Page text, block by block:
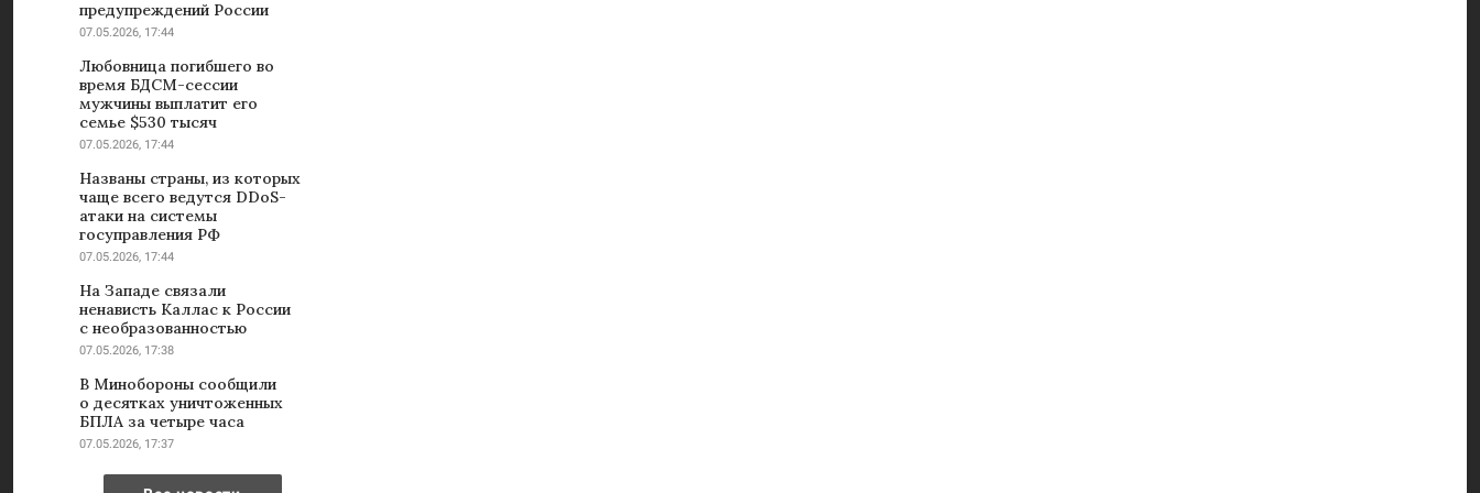
предупреждений России
07.05.2026, 17:44
Любовница погибшего во
время БДСМ-сессии
мужчины выплатит его
семье $530 тысяч
07.05.2026, 17:44
Названы страны, из которых
чаще всего ведутся DDoS-
атаки на системы
госуправления РФ
07.05.2026, 17:44
На Западе связали
ненависть Каллас к России
с необразованностью
07.05.2026, 17:38
В Минобороны сообщили
о десятках уничтоженных
БПЛА за четыре часа
07.05.2026, 17:37